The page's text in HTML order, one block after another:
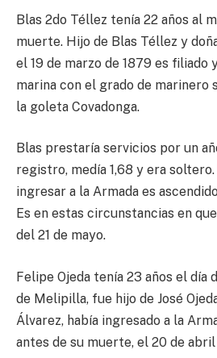
Blas 2do Téllez tenía 22 años al
muerte. Hijo de Blas Téllez y
el 19 de marzo de 1879 es filiado
marina con el grado de marinero
la goleta Covadonga.
Blas prestaría servicios por un
registro, medía 1,68 y era
ingresar a la Armada es
Es en estas circunstancias en
del 21 de mayo.
Felipe Ojeda tenía 23 años el día
de Melipilla, fue hijo de José
Álvarez, había ingresado a la
antes de su muerte, el 20 de